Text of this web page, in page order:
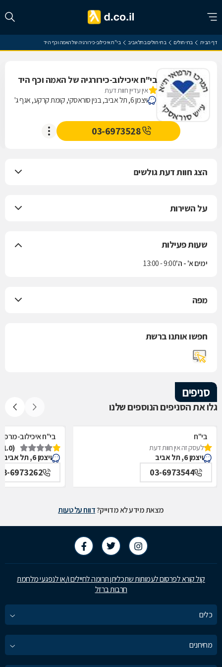
דף הבית בתי חולים בתי חולים בתל אביב בי"ח איכילוב-כירורגיה של האמה וכף היד
בי"ח איכילוב-כירורגיה של האמה וכף היד
אין עדיין חוות דעת
ויצמן 6, תל אביב, בנין סוראסקי, קומת קרקע, אגף ג'
03-6973528
הצג חוות דעת גולשים
על השירות
שעות פעילות
ימים א' - ה'9:00 - 13:00
מפה
חפשו אותנו ברשת
סניפים
גלו את הסניפים הנוספים שלנו
בי"ח
איכילוב-אף,אוזן,גרון,ניתוחי-ראש,צוואר,פה,לסתות-מערך,
תל אביב
לעסק זה אין חוות דעת
ויצמן 6, תל אביב
03-6973544
בי"ח איכילוב-
תל אביב
(1.0)
ויצמן 6, תל אביב
6973262
מצאת מידע לא מדוייק?דווח על טעות
קול קורא לפרסום לעמותות שתכליתן תרומה לחיילים ו/או לנפגעי מלחמת
חרבות ברזל
כלים
מחירונים